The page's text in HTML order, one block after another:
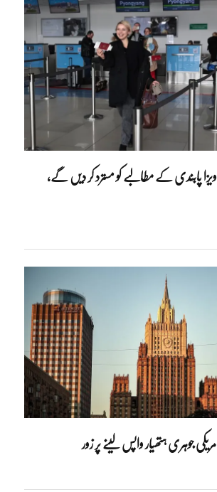
پابندی کے مطالبے کو مسترد کر دیں گے،
جوہری ہتھیار واپس لینے پر زور